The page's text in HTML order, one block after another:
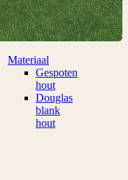
Materiaal
Gespoten
hout
Douglas
blank
hout